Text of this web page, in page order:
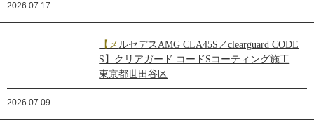
2026.07.17
【メルセデスAMG CLA45S／clearguard CODE
S】クリアガード コードSコーティング施工
東京都世田谷区
2026.07.09